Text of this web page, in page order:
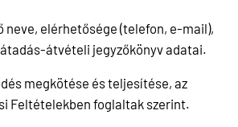
neve, elérhetősége (telefon, e-mail),
átvételi jegyzőkönyv adatai.
megkötése és teljesítése, az
Feltételekben foglaltak szerint.